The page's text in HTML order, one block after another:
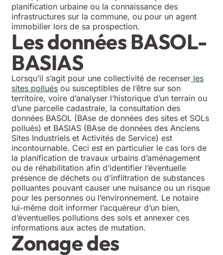
planification urbaine ou la connaissance des
infrastructures sur la commune, ou pour un agent
immobilier lors de sa prospection.
Les données BASOL-
BASIAS
Lorsqu’il s’agit pour une collectivité de recenser les
sites pollués ou susceptibles de l’être sur son
territoire, voire d’analyser l’historique d’un terrain ou
d’une parcelle cadastrale, la consultation des
données BASOL (BAse de données des sites et SOLs
pollués) et BASIAS (BAse de données des Anciens
Sites Industriels et Activités de Service) est
incontournable. Ceci est en particulier le cas lors de
la planification de travaux urbains d’aménagement
ou de réhabilitation afin d’identifier l’éventuelle
présence de déchets ou d’infiltration de substances
polluantes pouvant causer une nuisance ou un risque
pour les personnes ou l’environnement. Le notaire
lui-même doit informer l’acquéreur d’un bien,
d’éventuelles pollutions des sols et annexer ces
informations aux actes de mutation.
Zonage des